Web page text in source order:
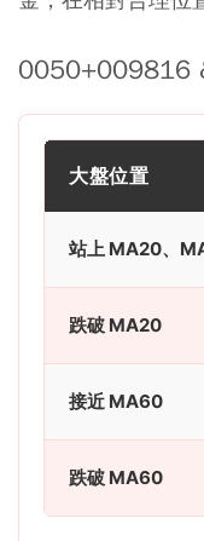
0050+009816
大盤位置
站上 MA20、
跌破 MA20
接近 MA60
跌破 MA60